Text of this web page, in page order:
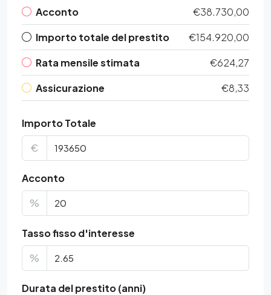
Acconto
€38.730,00
Importo totale del prestito
€154.920,00
Rata mensile stimata
€624,27
Assicurazione
€8,33
Importo Totale
€
Acconto
%
Tasso fisso d'interesse
%
Durata del prestito (anni)